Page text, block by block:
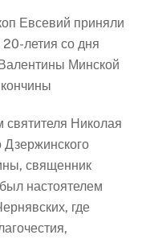
Николая
Дзержинского
священник
настоятелем
где